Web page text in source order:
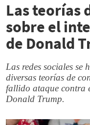
Las teorías
sobre el
de Donald
Las redes sociales se
diversas teorías de
fallido ataque contra
Donald Trump.